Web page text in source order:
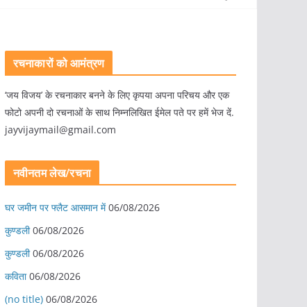
रचनाकारों को आमंत्रण
‘जय विजय’ के रचनाकार बनने के लिए कृपया अपना परिचय और एक
फोटो अपनी दो रचनाओं के साथ निम्नलिखित ईमेल पते पर हमें भेज दें.
jayvijaymail@gmail.com
नवीनतम लेख/रचना
घर जमीन पर फ्लैट आसमान में 06/08/2026
कुण्डली 06/08/2026
कुण्डली 06/08/2026
कविता 06/08/2026
(no title) 06/08/2026